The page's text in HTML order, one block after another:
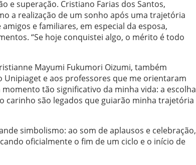
e superação. Cristiano Farias dos Santos,
a realização de um sonho após uma trajetória
e familiares, em especial da esposa,
“Se hoje conquistei algo, o mérito é todo
Mayumi Fukumori Oizumi, também
e aos professores que me orientaram
tão significativo da minha vida: a escolha
carinho são legados que guiarão minha trajetória
simbolismo: ao som de aplausos e celebração,
oficialmente o fim de um ciclo e o início de